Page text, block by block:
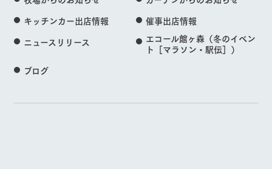
キッチンカー出店情報
催事出店情報
ニュースリリース
エコール館ヶ森（冬のイベン
ト［マラソン・駅伝］）
ブログ